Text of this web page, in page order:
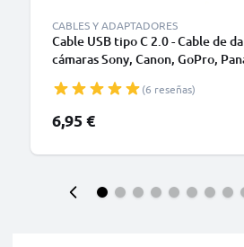
CABLES Y ADAPTADORES
Cable USB tipo C 2.0 - Cable de
cámaras Sony, Canon, GoPro,
cargador USB tipo C(6 reseñas)
6,95 €